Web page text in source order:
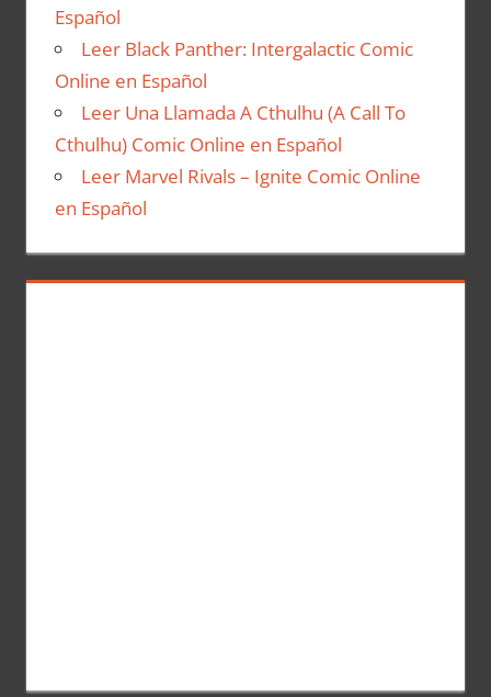
Español
Leer Black Panther: Intergalactic Comic
Online en Español
Leer Una Llamada A Cthulhu (A Call To
Cthulhu) Comic Online en Español
Leer Marvel Rivals – Ignite Comic Online
en Español